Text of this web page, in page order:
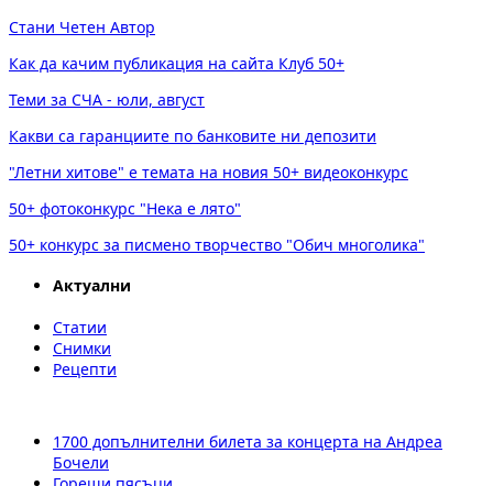
Стани Четен Автор
Как да качим публикация на сайта Клуб 50+
Теми за СЧА - юли, август
Какви са гаранциите по банковите ни депозити
"Летни хитове" е темата на новия 50+ видеоконкурс
50+ фотоконкурс "Нека е лято"
50+ конкурс за писмено творчество "Обич многолика"
Актуални
Статии
Снимки
Рецепти
1700 допълнителни билета за концерта на Андреа
Бочели